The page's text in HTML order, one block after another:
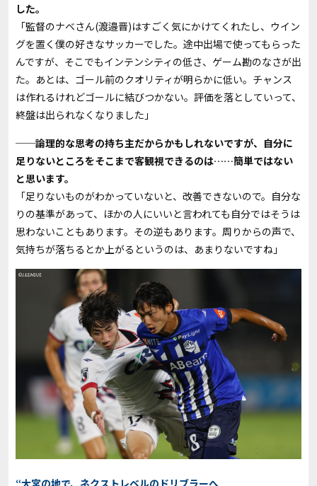
した。
「監督のナベさん(渡邉晋)はすごく気にかけてくれたし、ウイン
グを置く僕の好きなサッカーでした。途中出場で使ってもらった
んですが、そこでもインテンシティの低さ、ゲーム勘のなさが出
た。あとは、ゴール前のクオリティが明らかに低い。チャンス
は作れるけれどゴールに結びつかない。評価を落としていって、
終盤は出られなくなりました」
──論理的な思考の持ち主だからかもしれないですが、自分に
足りないところをそこまで客観視できるのは……簡単ではない
と思います。
「足りないものがわかっていないと、改善できないので。自分な
りの基準があって、ほかの人にいいと言われても自分ではそうは
思わないこともあります。その逆もあります。周りからの声で、
気持ちが落ちるとか上がるというのは、あまりないですね」